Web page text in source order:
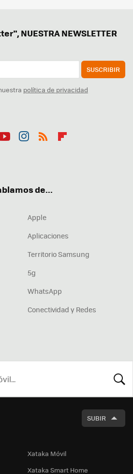
NUESTRA NEWSLETTER
SUSCRIBIR
política de privacidad
de...
Apple
Aplicaciones
Territorio Samsung
5g
WhatsApp
Conectividad y Redes
SUBIR
Xataka Móvil
Xataka Smart Home